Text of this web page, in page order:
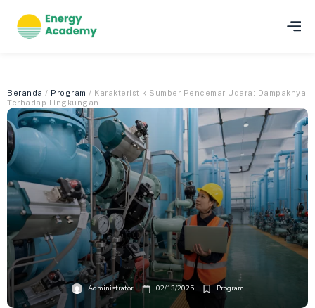
Beranda / Program / Karakteristik Sumber Pencemar Udara: Dampaknya
Terhadap Lingkungan
Administrator 02/13/2025 Program